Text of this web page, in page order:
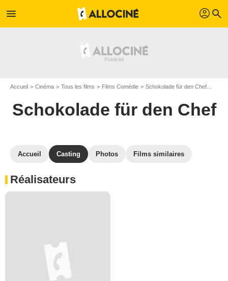
menu profil search
Accueil Cinéma Tous les films Films Comédie Schokolade für den Chef
Schokolade für den Chef
Accueil Casting Photos Films similaires
Réalisateurs